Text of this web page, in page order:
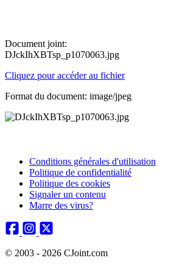
Document joint:
DJckIhXBTsp_p1070063.jpg
Cliquez pour accéder au fichier
Format du document: image/jpeg
Conditions générales d'utilisation
Politique de confidentialité
Politique des cookies
Signaler un contenu
Marre des virus?
© 2003 - 2026 CJoint.com